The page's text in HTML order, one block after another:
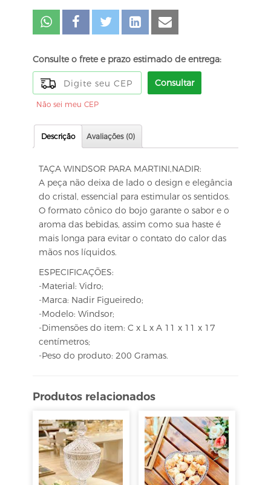
Consulte o frete e prazo estimado de entrega:
Consultar
Não sei meu CEP
Descrição Avaliações (0)
TAÇA WINDSOR PARA MARTINI,NADIR:
A peça não deixa de lado o design e elegância
do cristal, essencial para estimular os sentidos.
O formato cônico do bojo garante o sabor e o
aroma das bebidas, assim como sua haste é
mais longa para evitar o contato do calor das
mãos nos líquidos.
ESPECIFICAÇÕES:
-Material: Vidro;
-Marca: Nadir Figueiredo;
-Modelo: Windsor;
-Dimensões do item: C x L x A 11 x 11 x 17
centímetros;
-Peso do produto: 200 Gramas.
Produtos relacionados